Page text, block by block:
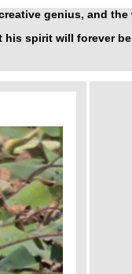
genius, and
his spirit will forever